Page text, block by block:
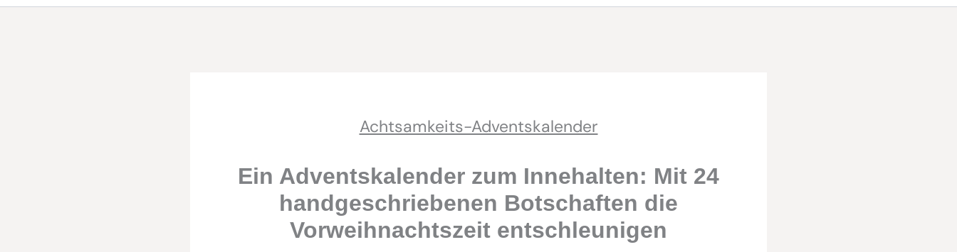
Achtsamkeits-Adventskalender
Ein Adventskalender zum Innehalten: Mit 24
handgeschriebenen Botschaften die
Vorweihnachtszeit entschleunigen